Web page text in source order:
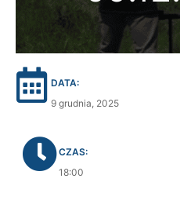
DATA:
9 grudnia, 2025
CZAS:
18:00